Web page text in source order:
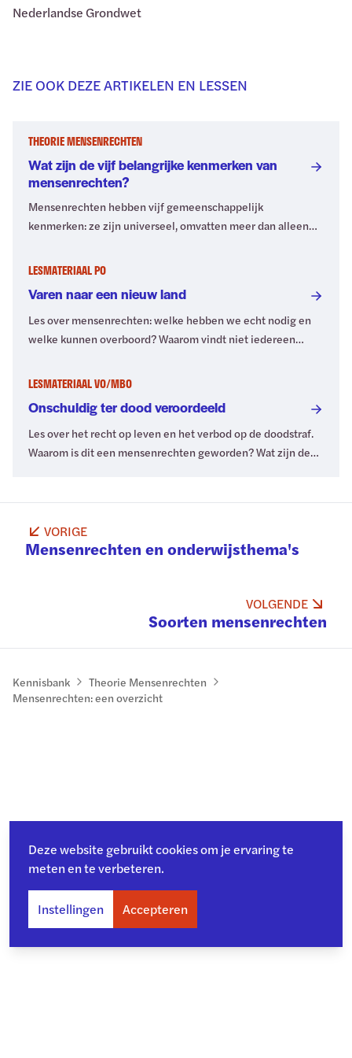
Nederlandse Grondwet
ZIE OOK DEZE ARTIKELEN EN LESSEN
Wat zijn de vijf belangrijke kenmerken van
mensenrechten?
THEORIE MENSENRECHTEN
Mensenrechten hebben vijf gemeenschappelijk
kenmerken: ze zijn universeel, omvatten meer dan alleen
afgenomen, zijn allemaal even belangrijk en … Ontdek het
Varen naar een nieuw land
LESMATERIAAL PO
Les over mensenrechten: welke hebben we echt nodig en
welke kunnen overboord? Waarom vindt niet iedereen
Onschuldig ter dood veroordeeld
LESMATERIAAL VO/MBO
Les over het recht op leven en het verbod op de doodstraf.
Waarom is dit een mensenrechten geworden? Wat zijn de
VORIGE
Mensenrechten en onderwijsthema's
VOLGENDE
Soorten mensenrechten
Kennisbank
Theorie Mensenrechten
Mensenrechten: een overzicht
Deze website gebruikt cookies om je ervaring te
meten en te verbeteren.
Instellingen Accepteren